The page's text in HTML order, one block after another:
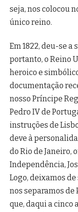
seja, nos colocou
único reino.
Em 1822, deu-se
portanto, o Reino
heroico e
documentação
nosso Príncipe
Pedro IV de
instruções de
deve à
do Rio de Janeiro,
Independência,
Logo, deixamos de
nos separamos de
que, daqui a cinco